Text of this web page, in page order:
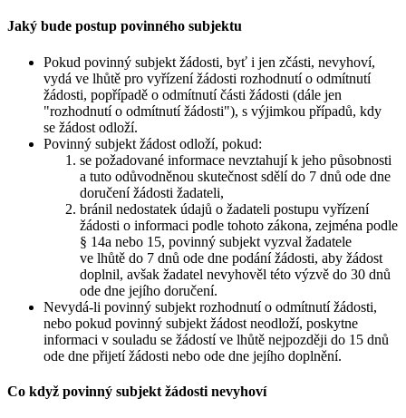
Jaký bude postup povinného subjektu
Pokud povinný subjekt žádosti, byť i jen zčásti, nevyhoví,
vydá ve lhůtě pro vyřízení žádosti rozhodnutí o odmítnutí
žádosti, popřípadě o odmítnutí části žádosti (dále jen
"rozhodnutí o odmítnutí žádosti"), s výjimkou případů, kdy
se žádost odloží.
Povinný subjekt žádost odloží, pokud:
se požadované informace nevztahují k jeho působnosti
a tuto odůvodněnou skutečnost sdělí do 7 dnů ode dne
doručení žádosti žadateli,
bránil nedostatek údajů o žadateli postupu vyřízení
žádosti o informaci podle tohoto zákona, zejména podle
§ 14a nebo 15, povinný subjekt vyzval žadatele
ve lhůtě do 7 dnů ode dne podání žádosti, aby žádost
doplnil, avšak žadatel nevyhověl této výzvě do 30 dnů
ode dne jejího doručení.
Nevydá-li povinný subjekt rozhodnutí o odmítnutí žádosti,
nebo pokud povinný subjekt žádost neodloží, poskytne
informaci v souladu se žádostí ve lhůtě nejpozději do 15 dnů
ode dne přijetí žádosti nebo ode dne jejího doplnění.
Co když povinný subjekt žádosti nevyhoví